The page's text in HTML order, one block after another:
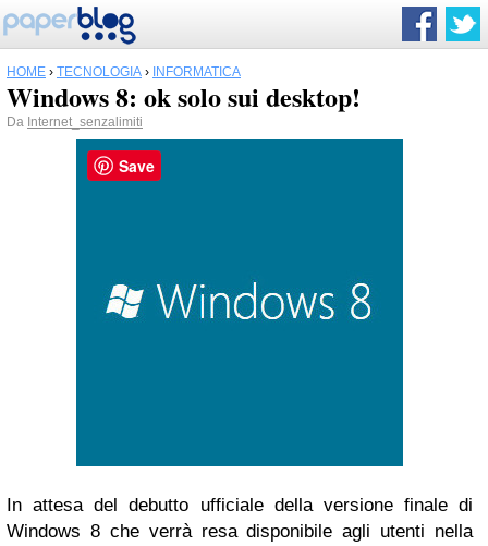
HOME › TECNOLOGIA › INFORMATICA
Windows 8: ok solo sui desktop!
Da Internet_senzalimiti
In attesa del debutto ufficiale della versione finale di
Windows 8 che verrà resa disponibile agli utenti nella
Save